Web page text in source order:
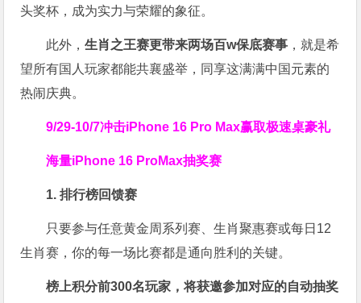
头奖杯，成为实力与荣耀的象征。
此外，生肖之王赛更带来两场百w保底赛事 ，就是希
望所有国人玩家都能共襄盛举，同享这满满中国元素的
热闹庆典。
9/29-10/7冲击iPhone 16 Pro Max赢取极速桌豪礼
海量iPhone 16 ProMax抽奖赛
1. 排行榜回馈赛
只要参与任意黄金周系列赛、生肖聚惠赛或每日12
生肖赛，你的每一场比赛都是通向胜利的关键。
榜上积分前300名玩家，将获邀参加对应的自动抽奖